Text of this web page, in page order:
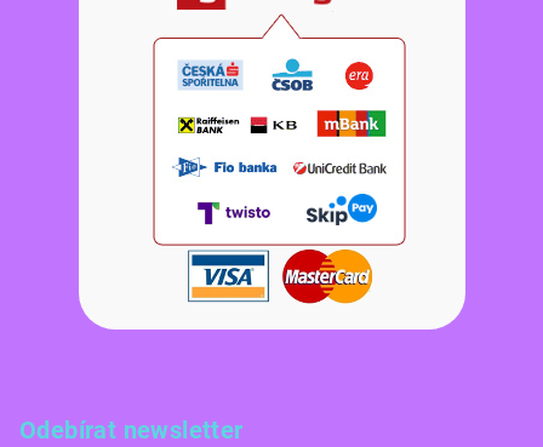
Odebírat newsletter